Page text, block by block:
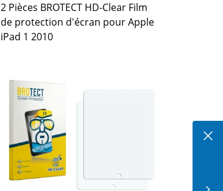
2 Pièces BROTECT HD-Clear Film
de protection d'écran pour Apple
iPad 1 2010